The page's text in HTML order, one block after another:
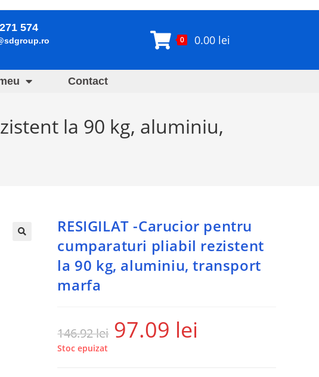
574
0 0.00 lei
Contact
la 90 kg, aluminiu,
RESIGILAT -Carucior pentru
cumparaturi pliabil rezistent
la 90 kg, aluminiu, transport
marfa
146.92lei 97.09 lei
Stoc epuizat